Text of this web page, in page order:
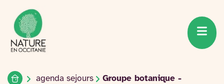
Accéder
au
contenu
Accueil du site
Accueilagenda sejours
Groupe botanique -